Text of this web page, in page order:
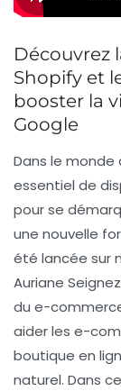
Découvrez
Shopify et
booster la
Google
Dans le monde
essentiel de
pour se
une nouvelle
été lancée sur
Auriane
du e-
aider les e-
boutique en
naturel. Dans